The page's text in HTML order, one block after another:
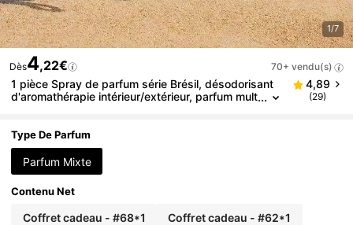
1/7
Dès4,22€ 70+ vendu(s)
1 pièce Spray de parfum série Brésil, désodorisant
d'aromathérapie intérieur/extérieur, parfum mult
ongue durée, livraison aléatoire
4,89
(29)
Type De Parfum
Parfum Mixte
Contenu Net
Coffret cadeau - #68*1 Coffret cadeau - #62*1